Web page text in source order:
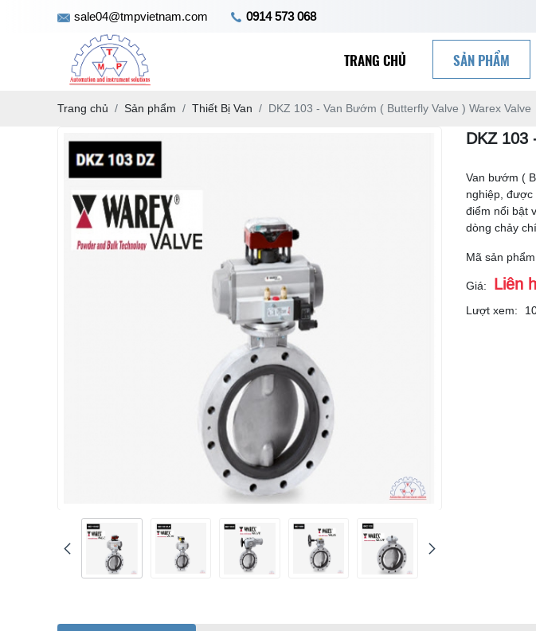
sale04@tmpvietnam.com 0914 573 068
TRANG CHỦ SẢN PHẨM
Trang chủ Sản phẩm Thiết Bị Van DKZ 103 - Van Bướm ( Butterfly Valve ) Warex Valve
DKZ 103
Van bướm (
nghiệp, được
điểm nổi bật
dòng chảy
Mã sản
Giá: Liên
Lượt xem: